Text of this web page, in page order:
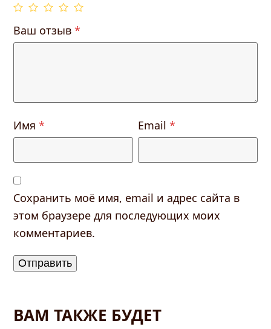
Ваш отзыв*
Имя* Email*
Сохранить моё имя, email и адрес сайта в
этом браузере для последующих моих
комментариев.
ВАМ ТАКЖЕ БУДЕТ